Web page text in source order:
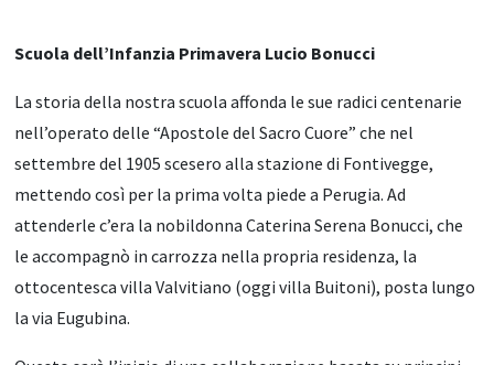
Scuola dell’Infanzia Primavera Lucio Bonucci
La storia della nostra scuola affonda le sue radici centenarie
nell’operato delle “Apostole del Sacro Cuore” che nel
settembre del 1905 scesero alla stazione di Fontivegge,
mettendo così per la prima volta piede a Perugia. Ad
attenderle c’era la nobildonna Caterina Serena Bonucci, che
le accompagnò in carrozza nella propria residenza, la
ottocentesca villa Valvitiano (oggi villa Buitoni), posta lungo
la via Eugubina.